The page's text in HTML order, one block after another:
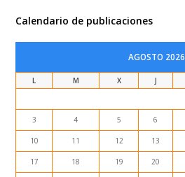
Calendario de publicaciones
AGOSTO 2026
L M X J
3 4 5 6
10 11 12 13
17 18 19 20